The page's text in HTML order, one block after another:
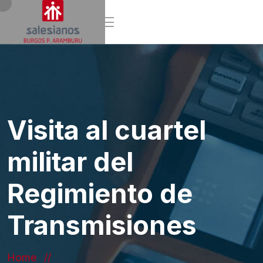
Visita al cuartel
militar del
Regimiento de
Transmisiones
Home